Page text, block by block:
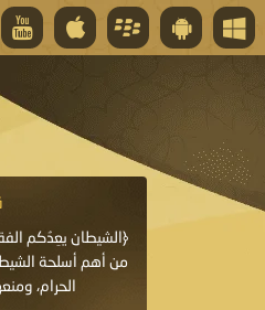
باب العطايا التي
من أهم أسلحة
الحرام،